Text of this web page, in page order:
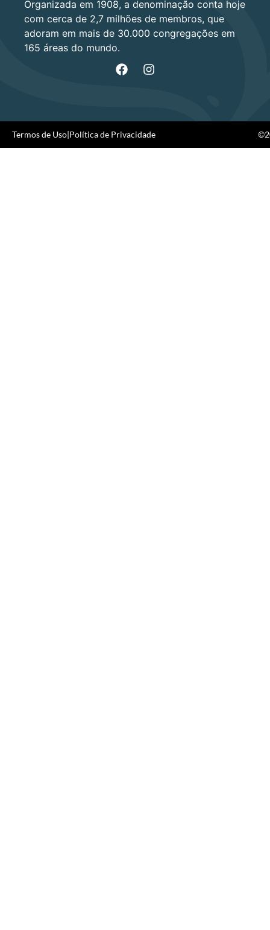
Organizada em 1908, a denominação conta hoje
com cerca de 2,7 milhões de membros, que
adoram em mais de 30.000 congregações em
165 áreas do mundo.
Termos de Uso|Política de Privacidade